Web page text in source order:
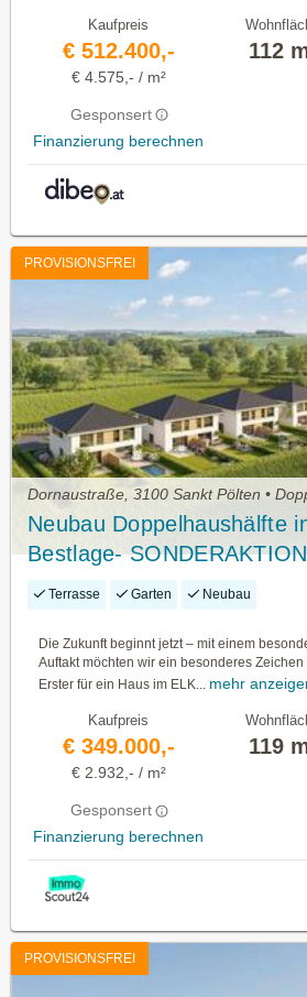
Kaufpreis
€ 512.400,-
€ 4.575,- / m²
Gesponsert
Finanzierung berechnen
112
PROVISIONSFREI
Dornaustraße, 3100 Sankt Pölten •
Neubau Doppelhaushälfte
Bestlage- SONDERAKTION
Terrasse Garten Neubau
Die Zukunft beginnt jetzt – mit einem
Auftakt möchten wir ein besonderes
Erster für ein Haus im ELK... mehr
Kaufpreis
€ 349.000,-
€ 2.932,- / m²
Gesponsert
Finanzierung berechnen
119
PROVISIONSFREI